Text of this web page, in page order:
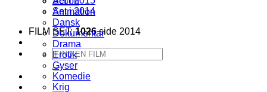
Set i 2014
FILM SET:1026side 2014
Søg
efter:
Animation
Dansk
Dokumentar
Drama
Erotik
Gyser
Komedie
Krig